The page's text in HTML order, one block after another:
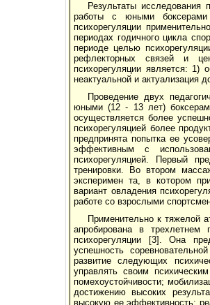
Результаты исследования
работы с юными
психорегуляции
периодах годичного цикла
периоде целью
рефлекторных связей и
психорегуляции является: 1)
неактуальной и актуализация
Проведение двух
юными (12 - 13 лет)
осуществляется более
психорегуляцией более
предпринята попытка ее
эффективным с
психорегуляцией. Первый
тренировки. Во втором
эксперимен та, в котором
вариант овладения
работе со взрослыми
Применительно к тяжелой
апробирована в трехлетнем
психорегуляции [3]. Она
успешность
развитие следующих
управлять своим
помехоустойчивости;
достижению высоких
высокую ее эффективность: